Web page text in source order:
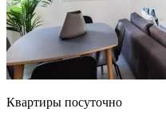
Квартиры посуточно